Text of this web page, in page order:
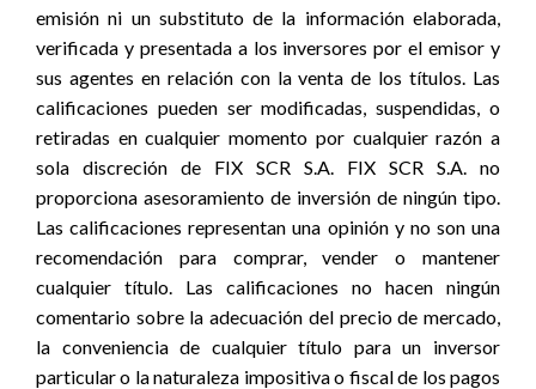
emisión ni un substituto de la información elaborada,
verificada y presentada a los inversores por el emisor y
sus agentes en relación con la venta de los títulos. Las
calificaciones pueden ser modificadas, suspendidas, o
retiradas en cualquier momento por cualquier razón a
sola discreción de FIX SCR S.A. FIX SCR S.A. no
proporciona asesoramiento de inversión de ningún tipo.
Las calificaciones representan una opinión y no son una
recomendación para comprar, vender o mantener
cualquier título. Las calificaciones no hacen ningún
comentario sobre la adecuación del precio de mercado,
la conveniencia de cualquier título para un inversor
particular o la naturaleza impositiva o fiscal de los pagos